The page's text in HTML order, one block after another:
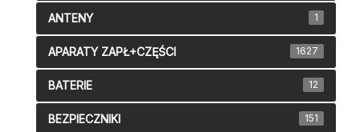
ANTENY 1
APARATY ZAPŁ+CZĘŚCI 1627
BATERIE 12
BEZPIECZNIKI 151